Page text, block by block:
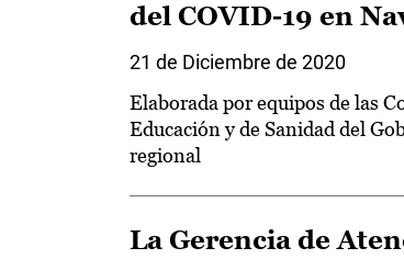
del COVID-19 en
21 de Diciembre de 2020
Elaborada por equipos de las
Educación y de Sanidad del
regional
La Gerencia de